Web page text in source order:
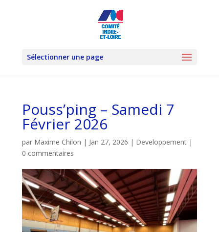
Sélectionner une page
Pouss’ping – Samedi 7
Février 2026
par Maxime Chilon | Jan 27, 2026 | Developpement|
0 commentaires